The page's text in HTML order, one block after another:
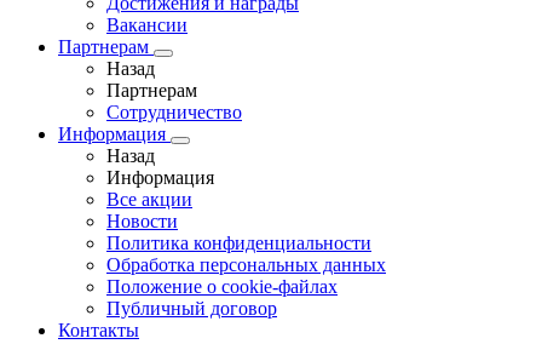
Вакансии
Партнерам
Назад
Партнерам
Сотрудничество
Информация
Назад
Информация
Все акции
Новости
Политика конфиденциальности
Обработка персональных данных
Положение о cookie-файлах
Публичный договор
Контакты